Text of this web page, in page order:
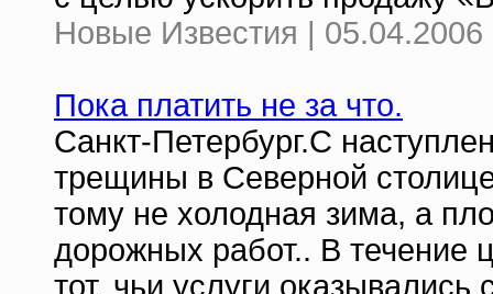
Новые Известия | 05.04.2006
Пока платить не за что.
Санкт-Петербург.С
трещины в Северной
тому не холодная зима, а
дорожных работ.. В течение
тот, чьи услуги